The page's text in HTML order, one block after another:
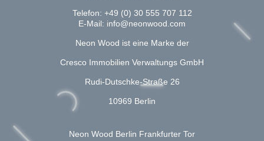
Telefon: +49 (0) 30 555 707 112
E-Mail: info@neonwood.com
Neon Wood ist eine Marke der
Cresco Immobilien Verwaltungs GmbH
Rudi-Dutschke-Straße 26
10969 Berlin
Neon Wood Berlin Frankfurter Tor